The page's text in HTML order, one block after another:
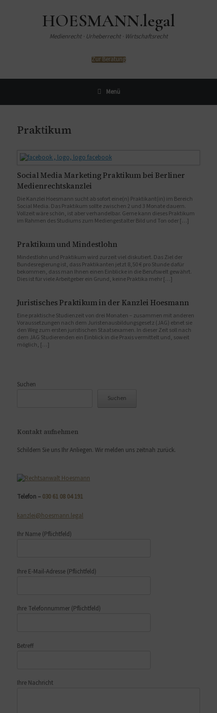
HOESMANN.legal
Medienrecht · Urheberrecht · Wirtschaftsrecht
Zur Beratung
Menü
Praktikum
Social Media Marketing Praktikum bei Berliner
Medienrechtskanzlei
Die Kanzlei Hoesmann sucht ab sofort eine(n) Praktikant(in) im Bereich
Social Media. Das Praktikum sollte zwischen 2 und 3 Monate dauern.
Vollzeit wäre schön, ist aber verhandelbar. Gerne kann dieses Praktikum
im Rahmen des Studiums zum Mediengestalter Bild und Ton oder […]
Praktikum und Mindestlohn
Mindestlohn und Praktikum wird zurzeit viel diskutiert. Das Ziel der
Bundesregierung ist, dass Praktikanten jetzt 8,50 € pro Stunde dafür
bekommen, dass man Ihnen einen Einblicke in die Berufswelt gewährt.
Dies ist für viele Arbeitgeber ein Grund, keine Praktika mehr […]
Juristisches Praktikum in der Kanzlei Hoesmann
Eine praktische Studienzeit von drei Monaten – zusammen mit anderen
Voraussetzungen nach dem Juristenausbildungsgesetz (JAG) ebnet sie
den Weg zum ersten juristischen Staatsexamen. In dieser Zeit soll nach
dem JAG Studierenden ein Einblick in die Praxis vermittelt und, soweit
möglich, […]
Suchen
Suchen
Kontakt aufnehmen
Schildern Sie uns Ihr Anliegen. Wir melden uns zeitnah zurück.
Telefon – 030 61 08 04 191
kanzlei@hoesmann.legal
Ihr Name (Pflichtfeld)
Ihre E-Mail-Adresse (Pflichtfeld)
Ihre Telefonnummer (Pflichtfeld)
Betreff
Ihre Nachricht